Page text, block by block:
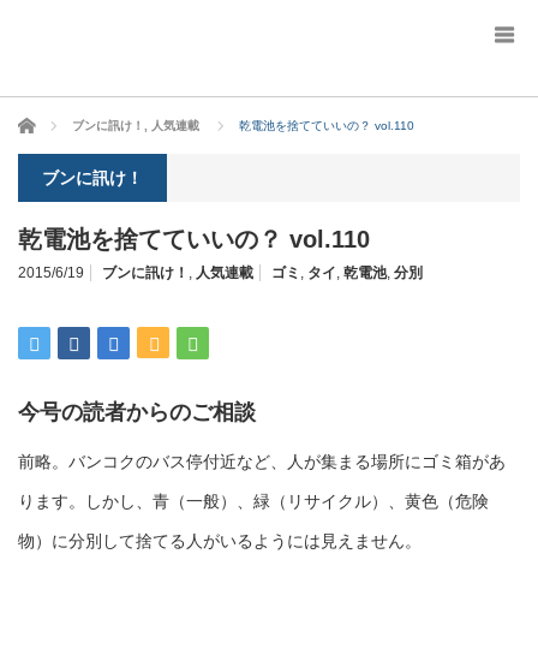
ホーム ブンに訊け！ 人気連載 乾電池を捨てていいの？ vol.110
ブンに訊け！
乾電池を捨てていいの？ vol.110
2015/6/19 ブンに訊け！ , 人気連載 ゴミ , タイ, 乾電池, 分別
今号の読者からのご相談
前略。バンコクのバス停付近など、人が集まる場所にゴミ箱があ
ります。しかし、青（一般）、緑（リサイクル）、黄色（危険
物）に分別して捨てる人がいるようには見えません。